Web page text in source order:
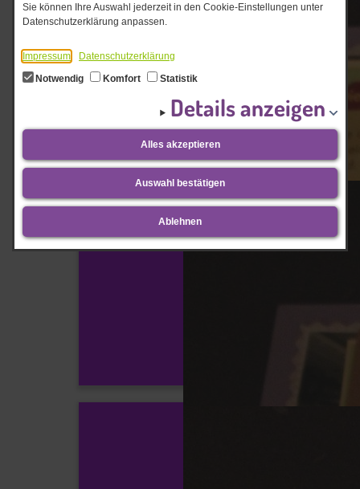
Sie können Ihre Auswahl jederzeit in den Cookie-Einstellungen unter
Datenschutzerklärung anpassen.
Impressum
Datenschutzerklärung
Notwendig
Komfort Statistik
Details anzeigen
Alles akzeptieren
Auswahl bestätigen
Ablehnen